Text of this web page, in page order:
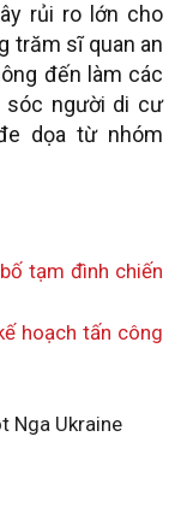
rủi ro lớn cho
trăm sĩ quan an
đến làm các
sóc người di cư
dọa từ nhóm
tạm đình chiến
hoạch tấn công
Nga Ukraine